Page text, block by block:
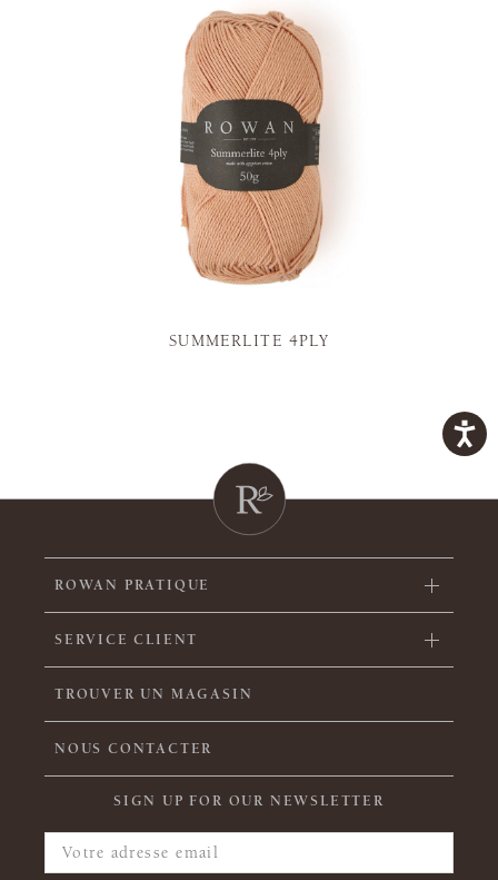
SUMMERLITE 4PLY
ROWAN PRATIQUE
SERVICE CLIENT
TROUVER UN MAGASIN
NOUS CONTACTER
SIGN UP FOR OUR NEWSLETTER